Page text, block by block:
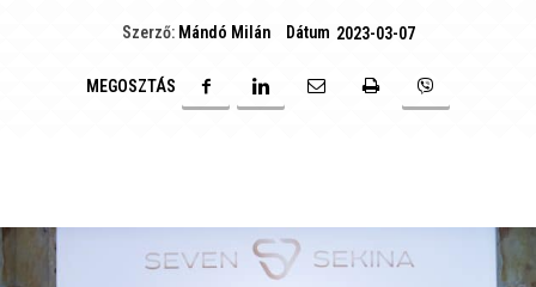
Szerző: Mándó Milán Dátum 2023-03-07
MEGOSZTÁS